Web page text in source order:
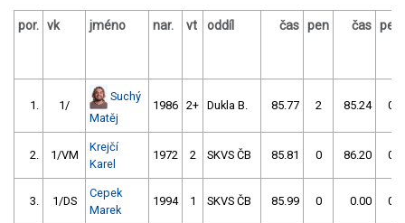
por. vk jméno nar. vt oddíl čas pen čas pen
1. 1/
Suchý
Matěj
1986 2+ Dukla B. 85.77 2 85.24 0
2. 1/VM
Krejčí
Karel
1972 2 SKVS ČB 85.81 0 86.20 0
3. 1/DS
Cepek
Marek
1994 1 SKVS ČB 85.99 0 0.00 0